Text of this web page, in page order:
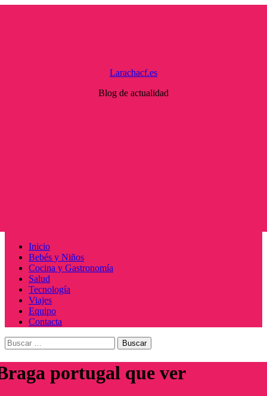
Larachacf.es
Blog de actualidad
Menú
principal
Inicio
Bebés y Niños
Cocina y Gastronomía
Salud
Tecnología
Viajes
Equipo
Contacta
Buscar:
portugal que ver